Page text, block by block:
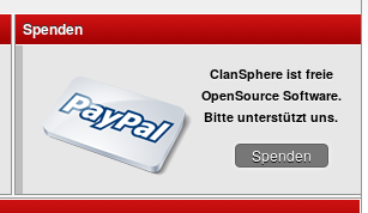
Spenden
ClanSphere ist freie
OpenSource Software.
Bitte unterstützt uns.
Spenden